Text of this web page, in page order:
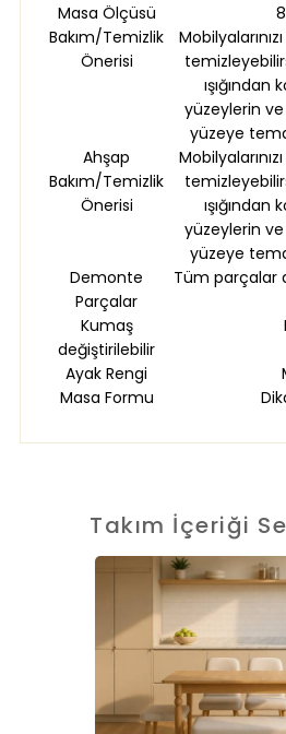
Masa Ölçüsü
Bakım/Temizlik
Önerisi
ışığından
yüzeylerin
yüzeye
Ahşap
Bakım/Temizlik
Önerisi
ışığından
yüzeylerin
yüzeye
Demonte
Parçalar
Tüm parçalar
Kumaş
değiştirilebilir
Ayak Rengi
Masa Formu
Takım İçeriği